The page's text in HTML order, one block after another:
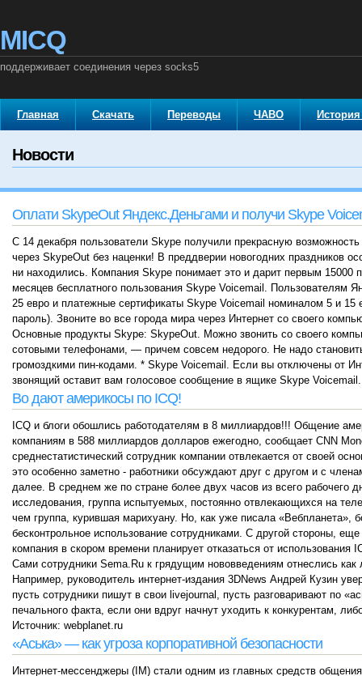
MICQ
поддерживает соединения через socks5
Главная Скачать Переводы ЧАВО
Новости
Оплати SkypeOut Яндекс.Деньгами и получи Skype
С 14 декабря пользователи Skype получили прекрасную
через SkypeOut без наценки! В преддверии новогодних праздников
ни находились. Компания Skype понимает это и дарит первым 15000
месяцев бесплатного пользования Skype Voicemail. Пользователям
25 евро и платежные сертификаты Skype Voicemail номиналом 5 и 15
пароль). Звоните во все города мира через Интернет со своего
Основные продукты Skype: SkypeOut. Можно звонить со своего
сотовыми телефонами, — причем совсем недорого. Не надо
громоздкими пин-кодами. * Skype Voicemail. Если вы отключены от
звонящий оставит вам голосовое сообщение в ящике Skype Voicemail.
Во дают америкосы по ICQ!
ICQ и блоги обошлись работодателям в 8 миллиардов!!! Общение
компаниям в 588 миллиардов долларов ежегодно, сообщает CNN
среднестатистический сотрудник компании отвлекается от своей
это особенно заметно - работники обсуждают друг с другом и с
далее. В среднем же по стране более двух часов из всего рабочего
исследования, группа испытуемых, постоянно отвлекающихся на
чем группа, курившая марихуану. Но, как уже писала
бесконтрольное использование сотрудниками. С другой стороны,
компания в скором времени планирует отказаться от
Сами сотрудники Sema.Ru к грядущим нововведениям отнеслись
Например, руководитель интернет-издания 3DNews Андрей Кузин
пусть сотрудники пишут в свои livejournal, пусть разговаривают по
печального факта, если они вдруг начнут уходить к конкурентам,
Источник: webplanet.ru
«Аська» — как угроза корпоративной безопасности
Интернет-мессенджеры (IM) стали одним из главных средств